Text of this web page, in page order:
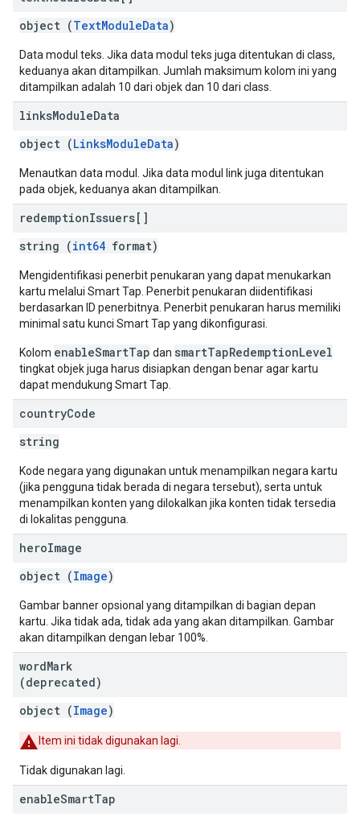
object (TextModuleData)
Data modul teks. Jika data modul teks juga ditentukan di class,
keduanya akan ditampilkan. Jumlah maksimum kolom ini yang
ditampilkan adalah 10 dari objek dan 10 dari class.
linksModuleData
object (LinksModuleData)
Menautkan data modul. Jika data modul link juga ditentukan
pada objek, keduanya akan ditampilkan.
redemptionIssuers[]
string (int64 format)
Mengidentifikasi penerbit penukaran yang dapat menukarkan
kartu melalui Smart Tap. Penerbit penukaran diidentifikasi
berdasarkan ID penerbitnya. Penerbit penukaran harus memiliki
minimal satu kunci Smart Tap yang dikonfigurasi.
Kolom enableSmartTap dan smartTapRedemptionLevel
tingkat objek juga harus disiapkan dengan benar agar kartu
dapat mendukung Smart Tap.
countryCode
string
Kode negara yang digunakan untuk menampilkan negara kartu
(jika pengguna tidak berada di negara tersebut), serta untuk
menampilkan konten yang dilokalkan jika konten tidak tersedia
di lokalitas pengguna.
heroImage
object (Image)
Gambar banner opsional yang ditampilkan di bagian depan
kartu. Jika tidak ada, tidak ada yang akan ditampilkan. Gambar
akan ditampilkan dengan lebar 100%.
wordMark
(deprecated)
object (Image)
Item ini tidak digunakan lagi.
Tidak digunakan lagi.
enableSmartTap